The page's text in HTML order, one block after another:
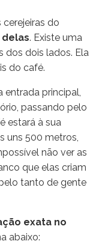
do
. Existe uma
dos dois lados. Ela
do café.
entrada principal,
passando pelo
estará à sua
uns 500 metros,
não ver as
que elas criam
tanto de gente
exata no
abaixo: